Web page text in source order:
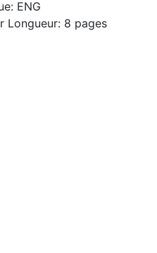
ENG
Longueur: 8 pages